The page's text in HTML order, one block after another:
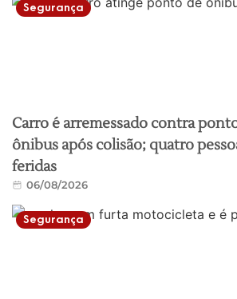
Segurança
Carro é arremessado contra
ônibus após colisão; quatro
feridas
06/08/2026
Segurança